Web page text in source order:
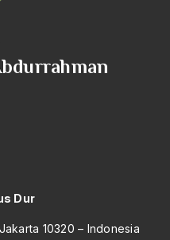
Dur
10320 – Indonesia